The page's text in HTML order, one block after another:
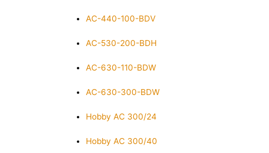
AC-440-100-BDV
AC-530-200-BDH
AC-630-110-BDW
AC-630-300-BDW
Hobby AC 300/24
Hobby AC 300/40